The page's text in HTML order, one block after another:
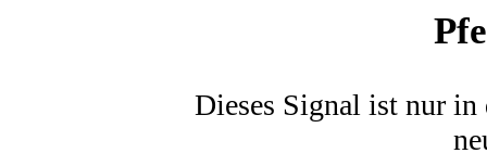
Dieses Signal ist nur in